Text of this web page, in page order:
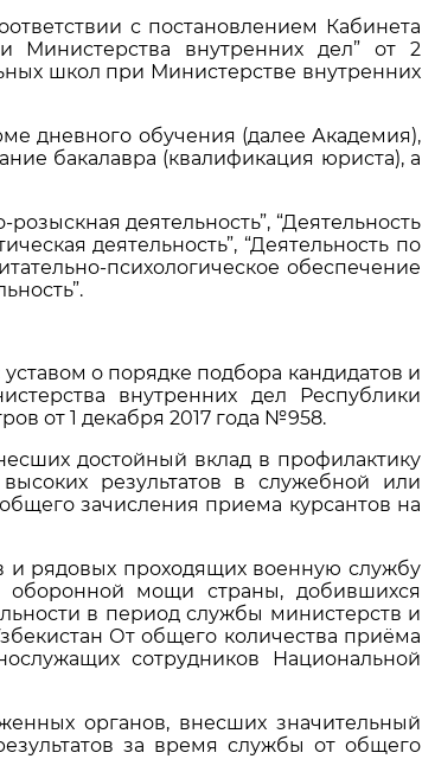
с постановлением Кабинета
Министерства внутренних дел” от 2
школ при Министерстве внутренних
дневного обучения (далее Академия),
бакалавра (квалификация юриста), а
деятельность”, “Деятельность
деятельность”, “Деятельность по
психологическое обеспечение
о порядке подбора кандидатов и
внутренних дел Республики
от 1 декабря 2017 года №958.
достойный вклад в профилактику
результатов в служебной или
зачисления приема курсантов на
рядовых проходящих военную службу
оборонной мощи страны, добившихся
в период службы министерств и
От общего количества приёма
сотрудников Национальной
органов, внесших значительный
за время службы от общего